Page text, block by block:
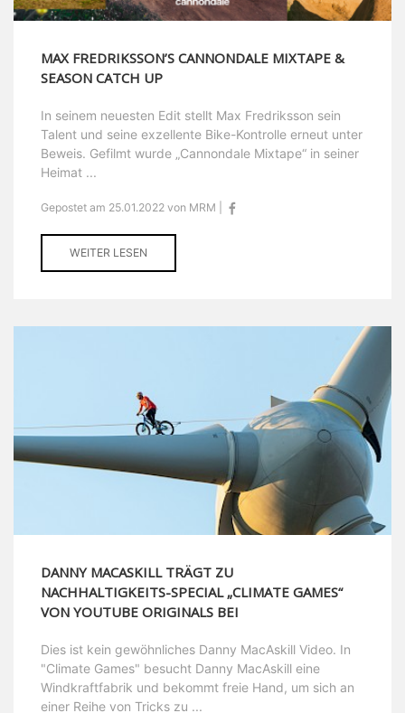
MAX FREDRIKSSON’S CANNONDALE MIXTAPE &
SEASON CATCH UP
In seinem neuesten Edit stellt Max Fredriksson sein
Talent und seine exzellente Bike-Kontrolle erneut unter
Beweis. Gefilmt wurde „Cannondale Mixtape“ in seiner
Heimat ...
Gepostet am 25.01.2022 von MRM |
WEITER LESEN
DANNY MACASKILL TRÄGT ZU
NACHHALTIGKEITS-SPECIAL „CLIMATE GAMES“
VON YOUTUBE ORIGINALS BEI
Dies ist kein gewöhnliches Danny MacAskill Video. In
"Climate Games" besucht Danny MacAskill eine
Windkraftfabrik und bekommt freie Hand, um sich an
einer Reihe von Tricks zu ...